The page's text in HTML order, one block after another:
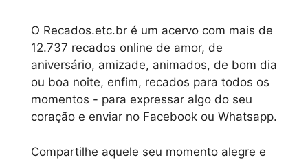
O Recados.etc.br é um acervo com mais de
12.737 recados online de amor, de
aniversário, amizade, animados, de bom dia
ou boa noite, enfim, recados para todos os
momentos - para expressar algo do seu
coração e enviar no Facebook ou Whatsapp.
Compartilhe aquele seu momento alegre e